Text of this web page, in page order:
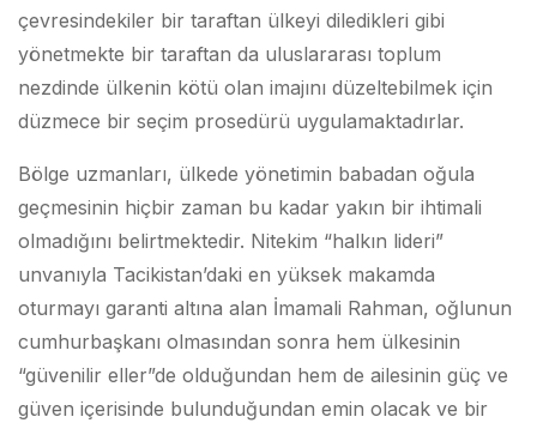
çevresindekiler bir taraftan ülkeyi diledikleri gibi
yönetmekte bir taraftan da uluslararası toplum
nezdinde ülkenin kötü olan imajını düzeltebilmek için
düzmece bir seçim prosedürü uygulamaktadırlar.
Bölge uzmanları, ülkede yönetimin babadan oğula
geçmesinin hiçbir zaman bu kadar yakın bir ihtimali
olmadığını belirtmektedir. Nitekim “halkın lideri”
unvanıyla Tacikistan’daki en yüksek makamda
oturmayı garanti altına alan İmamali Rahman, oğlunun
cumhurbaşkanı olmasından sonra hem ülkesinin
“güvenilir eller”de olduğundan hem de ailesinin güç ve
güven içerisinde bulunduğundan emin olacak ve bir